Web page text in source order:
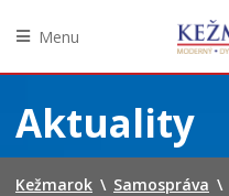
obsah
Menu
Aktuality
Kežmarok \ Samospráva \